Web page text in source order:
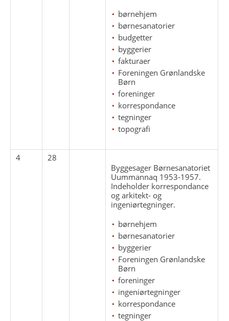
børnehjem
børnesanatorier
budgetter
byggerier
fakturaer
Foreningen Grønlandske
Børn
foreninger
korrespondance
tegninger
topografi
4
28
Byggesager Børnesanatoriet
Uummannaq 1953-1957.
Indeholder korrespondance
og arkitekt- og
ingeniørtegninger.
børnehjem
børnesanatorier
byggerier
Foreningen Grønlandske
Børn
foreninger
ingeniørtegninger
korrespondance
tegninger